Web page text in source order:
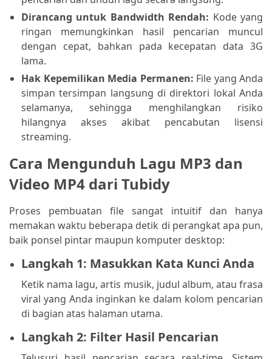
Dirancang untuk Bandwidth Rendah: Kode yang
ringan memungkinkan hasil pencarian muncul
dengan cepat, bahkan pada kecepatan data 3G
lama.
Hak Kepemilikan Media Permanen: File yang Anda
simpan tersimpan langsung di direktori lokal Anda
selamanya, sehingga menghilangkan risiko
hilangnya akses akibat pencabutan lisensi
streaming.
Cara Mengunduh Lagu MP3 dan
Video MP4 dari Tubidy
Proses pembuatan file sangat intuitif dan hanya
memakan waktu beberapa detik di perangkat apa pun,
baik ponsel pintar maupun komputer desktop:
Langkah 1: Masukkan Kata Kunci Anda
Ketik nama lagu, artis musik, judul album, atau frasa
viral yang Anda inginkan ke dalam kolom pencarian
di bagian atas halaman utama.
Langkah 2: Filter Hasil Pencarian